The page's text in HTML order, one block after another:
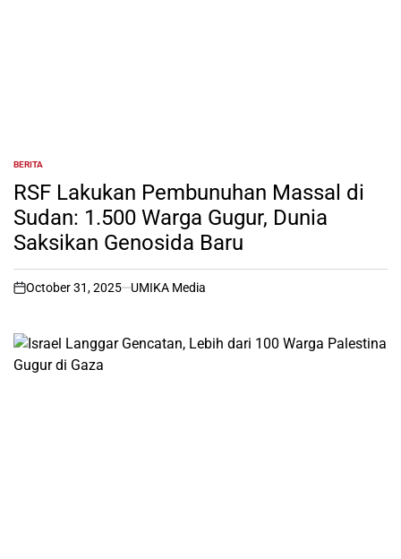
POSTED
IN
BERITA
RSF Lakukan Pembunuhan Massal di
Sudan: 1.500 Warga Gugur, Dunia
Saksikan Genosida Baru
on
October 31, 2025 UMIKA Media